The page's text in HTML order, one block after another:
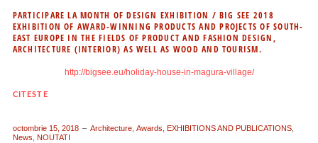
PARTICIPARE LA MONTH OF DESIGN EXHIBITION / BIG SEE 2018
EXHIBITION OF AWARD-WINNING PRODUCTS AND PROJECTS OF SOUTH-
EAST EUROPE IN THE FIELDS OF PRODUCT AND FASHION DESIGN,
ARCHITECTURE (INTERIOR) AS WELL AS WOOD AND TOURISM.
http://bigsee.eu/holiday-house-in-magura-village/
CITESTE
octombrie 15, 2018 Architecture, Awards EXHIBITIONS AND PUBLICATIONS,
News
NOUTATI